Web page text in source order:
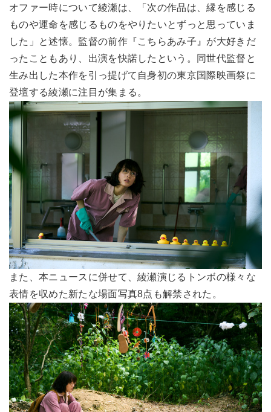
オファー時について綾瀬は、「次の作品は、縁を感じる
ものや運命を感じるものをやりたいとずっと思っていま
した」と述懐。監督の前作『こちらあみ子』が大好きだ
ったこともあり、出演を快諾したという。同世代監督と
生み出した本作を引っ提げて自身初の東京国際映画祭に
登壇する綾瀬に注目が集まる。
また、本ニュースに併せて、綾瀬演じるトンボの様々な
表情を収めた新たな場面写真8点も解禁された。